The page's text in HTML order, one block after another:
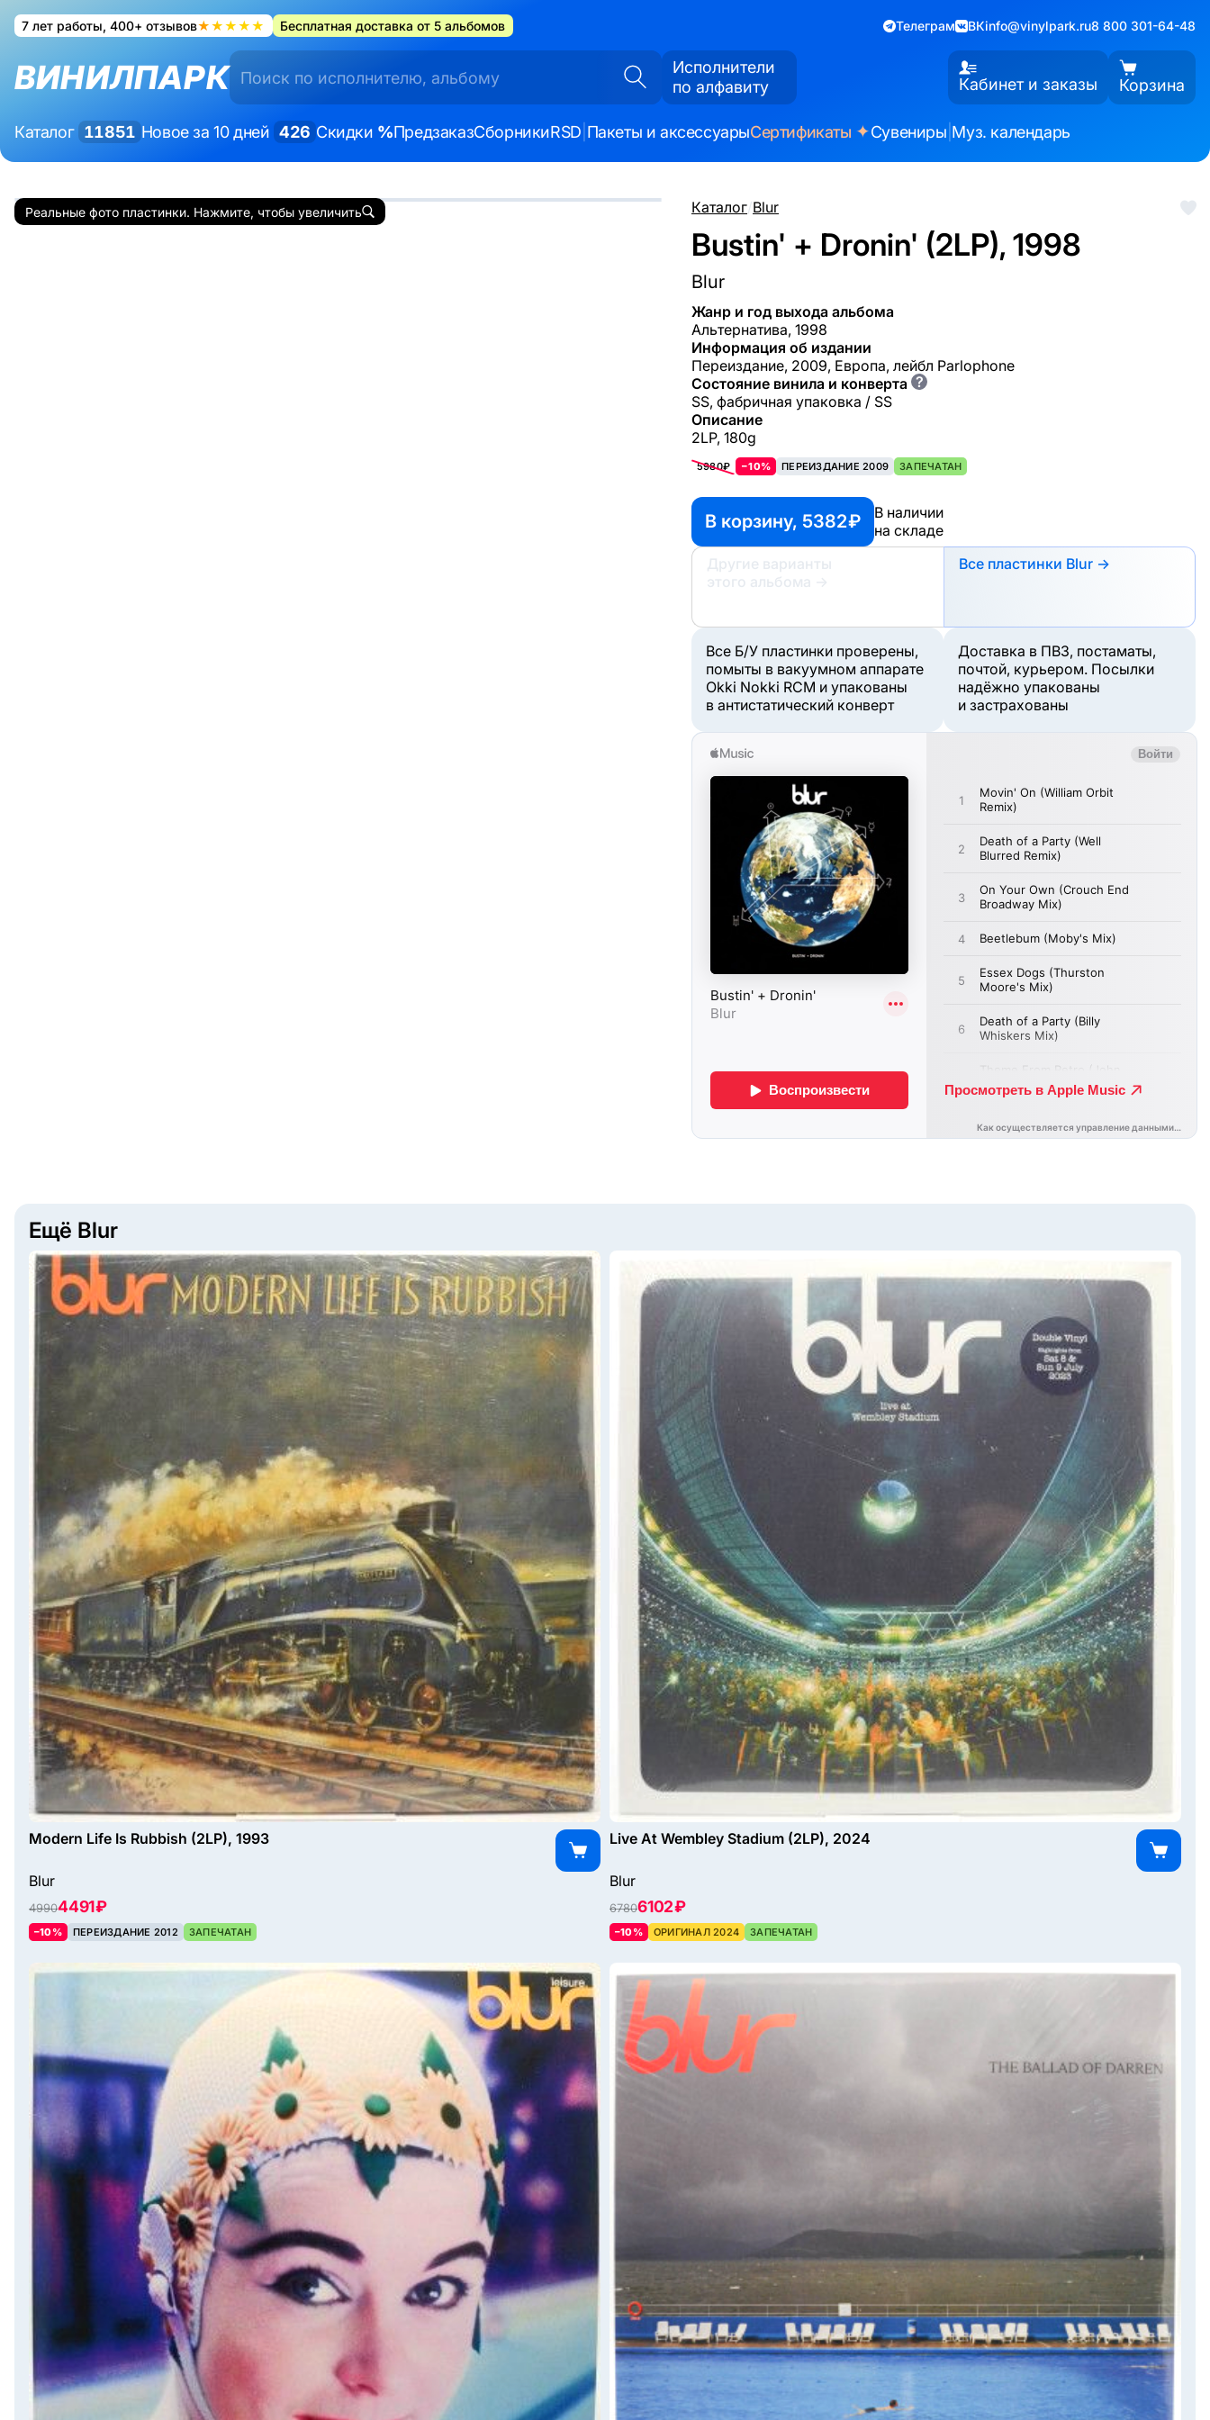
7 лет работы, 400+ отзывов★★★★★ Бесплатная доставка от 5 альбомов Телеграм ВКinfo@vinylpark.ru8 800 301-64-48
ВИНИЛПАРК
Исполнители
по алфавиту
Кабинет и заказы Корзина
Каталог 11851 Новое за 10 дней 426 Скидки %ПредзаказСборникиRSD Пакеты и аксессуарыСертификаты ✦Сувениры Муз. календарь
Каталог/Blur
Bustin' + Dronin' (2LP), 1998
Blur
Жанр и год выхода альбома
Альтернатива, 1998
Информация об издании
Переиздание, 2009, Европа, лейбл Parlophone
Состояние винила и конверта ?
SS, фабричная упаковка / SS
Описание
2LP, 180g
5980₽ −10% ПЕРЕИЗДАНИЕ 2009 ЗАПЕЧАТАН
В корзину, 5382 ₽
В наличии
на складе
Другие варианты
этого альбома
→
Все пластинки Blur →
Все Б/У пластинки проверены,
помыты в вакуумном аппарате
Okki Nokki RCM и упакованы
в антистатический конверт
Доставка в ПВЗ, постаматы,
почтой, курьером. Посылки
надёжно упакованы
и застрахованы
Реальные фото пластинки. Нажмите, чтобы увеличить
Ещё Blur
Modern Life Is Rubbish (2LP), 1993
Blur
49904491 ₽
–10% ПЕРЕИЗДАНИЕ 2012 ЗАПЕЧАТАН
Live At Wembley Stadium (2LP), 2024
Blur
67806102 ₽
–10% ОРИГИНАЛ 2024 ЗАПЕЧАТАН